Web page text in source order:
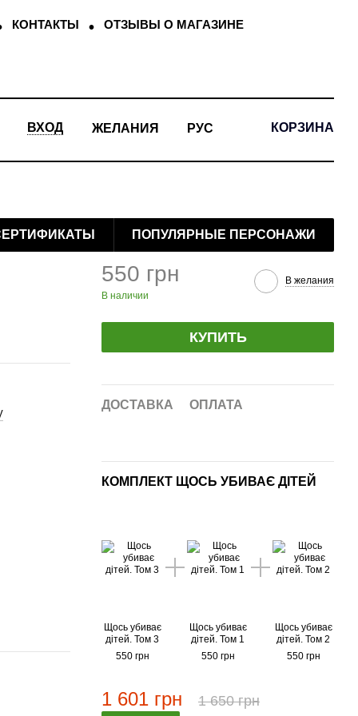
КОНТАКТЫ ОТЗЫВЫ О МАГАЗИНЕ
ВХОД ЖЕЛАНИЯ РУС КОРЗИНА
ПОПУЛЯРНЫЕ ПЕРСОНАЖИ
550 грн
В наличии
В желания
КУПИТЬ
ДОСТАВКА ОПЛАТА
КОМПЛЕКТ ЩОСЬ УБИВАЄ ДІТЕЙ
Щось убиває
дітей. Том 3
550 грн
Щось убиває
дітей. Том 1
550 грн
Щось убиває
дітей. Том 2
550 грн
1 601 грн 1 650 грн